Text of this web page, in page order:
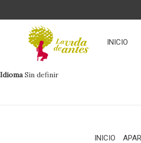
INICIO
IdiomaSin definir
INICIO